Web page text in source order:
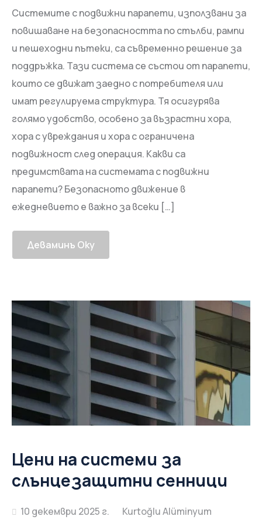
Системите с подвижни парапети, използвани за
повишаване на безопасността по стълби, рампи
и пешеходни пътеки, са съвременно решение за
поддръжка. Тази система се състои от парапети,
които се движат заедно с потребителя или
имат регулируема структура. Тя осигурява
голямо удобство, особено за възрастни хора,
хора с увреждания и хора с ограничена
подвижност след операция. Какви са
предимствата на системата с подвижни
парапети? Безопасното движение в
ежедневието е важно за всеки […]
Деваминъ Оку
Цени на системи за
слънцезащитни сенници
10 декември 2025 г.